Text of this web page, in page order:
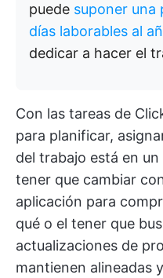
puede suponer una
días laborables al
dedicar a hacer el
Con las tareas de
para planificar,
del trabajo está en un
tener que cambiar
aplicación para
qué o el tener que
actualizaciones de
mantienen alineadas